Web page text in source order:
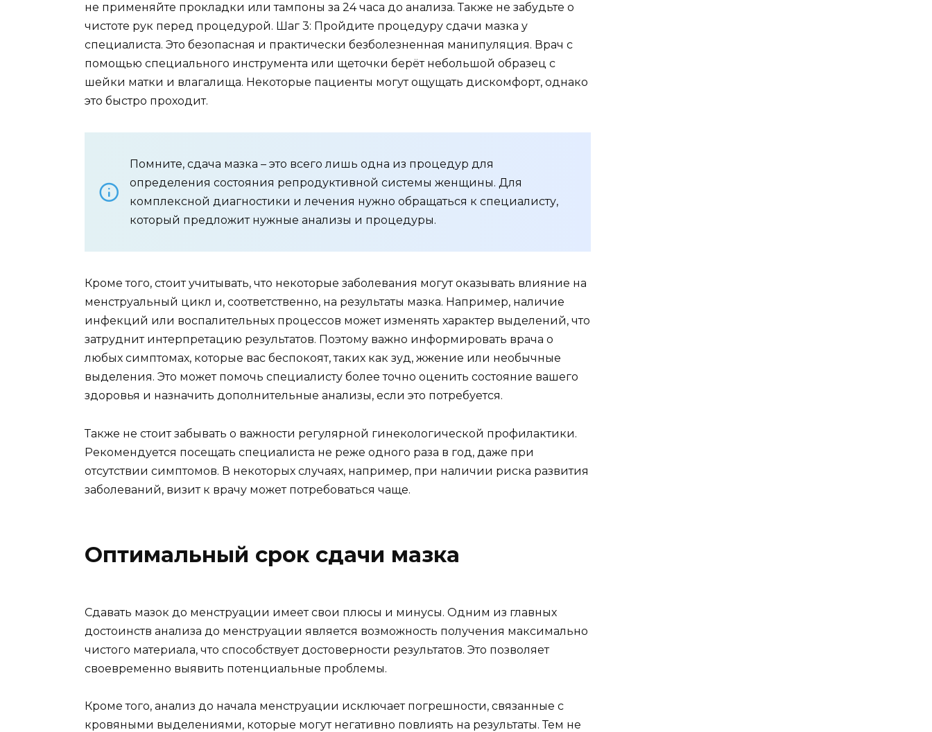
не применяйте прокладки или тампоны за 24 часа до анализа. Также не забудьте о
чистоте рук перед процедурой. Шаг 3: Пройдите процедуру сдачи мазка у
специалиста. Это безопасная и практически безболезненная манипуляция. Врач с
помощью специального инструмента или щеточки берёт небольшой образец с
шейки матки и влагалища. Некоторые пациенты могут ощущать дискомфорт, однако
это быстро проходит.
Помните, сдача мазка – это всего лишь одна из процедур для
определения состояния репродуктивной системы женщины. Для
комплексной диагностики и лечения нужно обращаться к специалисту,
который предложит нужные анализы и процедуры.
Кроме того, стоит учитывать, что некоторые заболевания могут оказывать влияние на
менструальный цикл и, соответственно, на результаты мазка. Например, наличие
инфекций или воспалительных процессов может изменять характер выделений, что
затруднит интерпретацию результатов. Поэтому важно информировать врача о
любых симптомах, которые вас беспокоят, таких как зуд, жжение или необычные
выделения. Это может помочь специалисту более точно оценить состояние вашего
здоровья и назначить дополнительные анализы, если это потребуется.
Также не стоит забывать о важности регулярной гинекологической профилактики.
Рекомендуется посещать специалиста не реже одного раза в год, даже при
отсутствии симптомов. В некоторых случаях, например, при наличии риска развития
заболеваний, визит к врачу может потребоваться чаще.
Оптимальный срок сдачи мазка
Сдавать мазок до менструации имеет свои плюсы и минусы. Одним из главных
достоинств анализа до менструации является возможность получения максимально
чистого материала, что способствует достоверности результатов. Это позволяет
своевременно выявить потенциальные проблемы.
Кроме того, анализ до начала менструации исключает погрешности, связанные с
кровяными выделениями, которые могут негативно повлиять на результаты. Тем не